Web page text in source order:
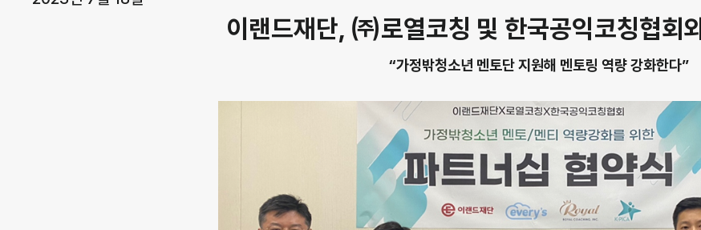
이랜드재단, ㈜로열코칭 및 한국공익코칭협회
“가정밖청소년 멘토단 지원해 멘토링 역량 강화한다”